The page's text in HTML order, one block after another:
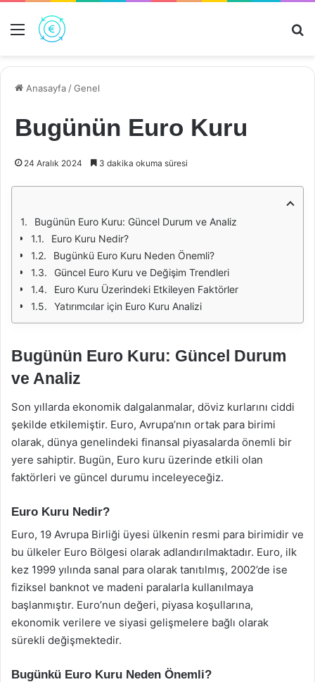
Menü
Anasayfa /Genel
Bugünün Euro Kuru
24 Aralık 2024 3 dakika okuma süresi
Bugünün Euro Kuru: Güncel Durum ve Analiz
Euro Kuru Nedir?
Bugünkü Euro Kuru Neden Önemli?
Güncel Euro Kuru ve Değişim Trendleri
Euro Kuru Üzerindeki Etkileyen Faktörler
Yatırımcılar için Euro Kuru Analizi
Bugünün Euro Kuru: Güncel Durum
ve Analiz
Son yıllarda ekonomik dalgalanmalar, döviz kurlarını ciddi
şekilde etkilemiştir. Euro, Avrupa’nın ortak para birimi
olarak, dünya genelindeki finansal piyasalarda önemli bir
yere sahiptir. Bugün, Euro kuru üzerinde etkili olan
faktörleri ve güncel durumu inceleyeceğiz.
Euro Kuru Nedir?
Euro, 19 Avrupa Birliği üyesi ülkenin resmi para birimidir ve
bu ülkeler Euro Bölgesi olarak adlandırılmaktadır. Euro, ilk
kez 1999 yılında sanal para olarak tanıtılmış, 2002’de ise
fiziksel banknot ve madeni paralarla kullanılmaya
başlanmıştır. Euro’nun değeri, piyasa koşullarına,
ekonomik verilere ve siyasi gelişmelere bağlı olarak
sürekli değişmektedir.
Bugünkü Euro Kuru Neden Önemli?